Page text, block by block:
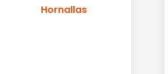
Hornallas